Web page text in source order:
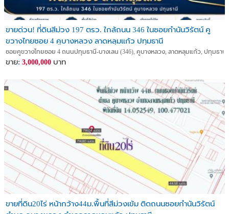
ขายด่วน! ที่ดินสีม่วง 197 ตรว. ใกล้ถนน 346 ในซอยกำนันวิรัตน์ คู
ขวางไทยซอย 4 คูบางหลวง ลาดหลุมแก้ว ปทุมธานี
ซอยคูขวางไทยซอย 4 ถนนปทุมธานี-บางเลน (346), คูบางหลวง, ลาดหลุมแก้ว, ปทุมธานี
ขาย: 3,000,000 บาท
ขายที่ดิน20ไร่ หน้ากว้าง44ม.พื้นที่สีม่วงเข้ม ติดถนนซอยกำนันวิรัตน์